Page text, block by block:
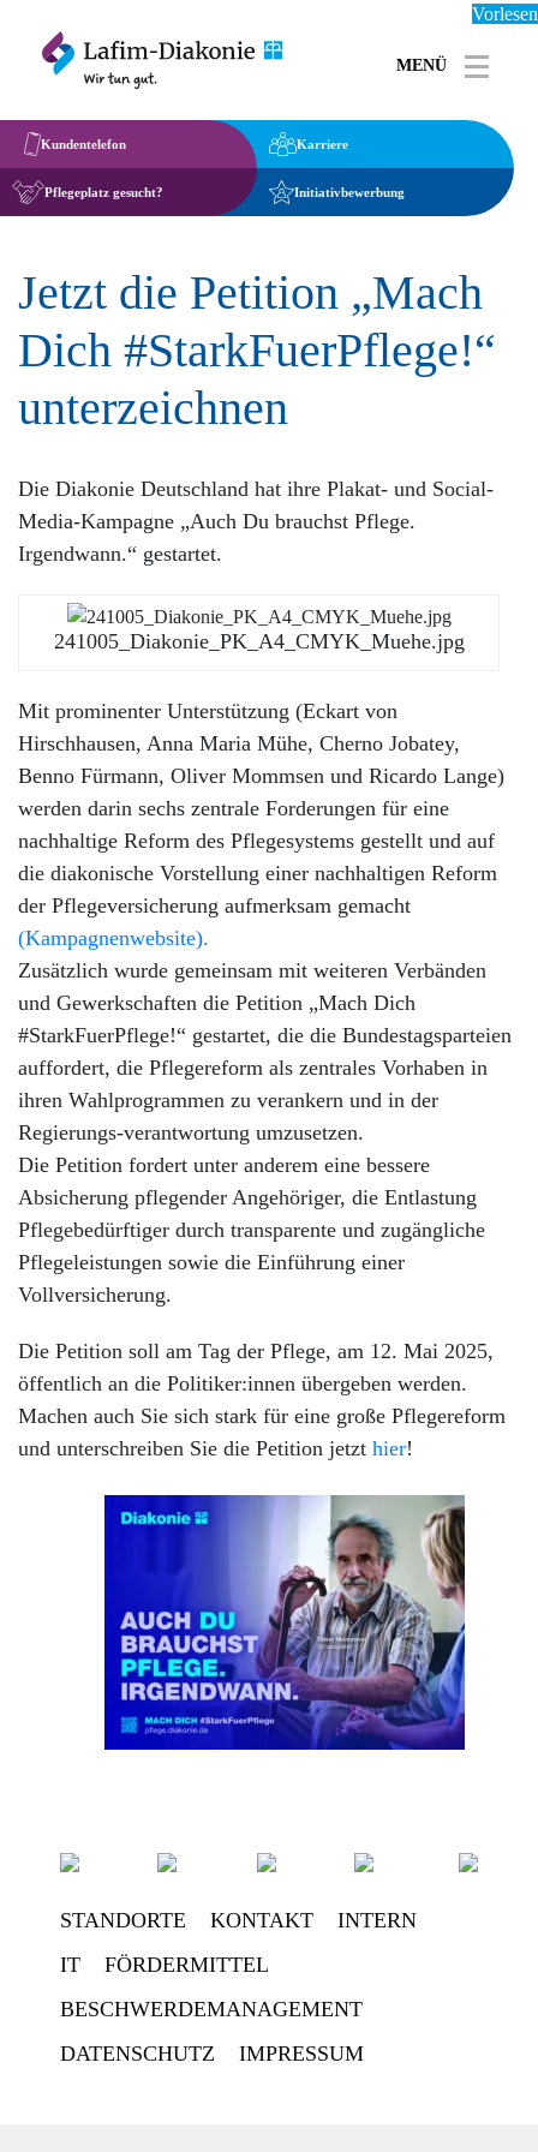
Vorlesen
MENÜ Toggle
Kundentelefon
Pflegeplatz gesucht?
Karriere
Initiativbewerbung
Jetzt die Petition „Mach
Dich #StarkFuerPflege!“
unterzeichnen
Die Diakonie Deutschland hat ihre Plakat- und Social-
Media-Kampagne „Auch Du brauchst Pflege.
Irgendwann.“ gestartet.
241005_Diakonie_PK_A4_CMYK_Muehe.jpg
Mit prominenter Unterstützung (Eckart von
Hirschhausen, Anna Maria Mühe, Cherno Jobatey,
Benno Fürmann, Oliver Mommsen und Ricardo Lange)
werden darin sechs zentrale Forderungen für eine
nachhaltige Reform des Pflegesystems gestellt und auf
die diakonische Vorstellung einer nachhaltigen Reform
der Pflegeversicherung aufmerksam gemacht
(Kampagnenwebsite).
Zusätzlich wurde gemeinsam mit weiteren Verbänden
und Gewerkschaften die Petition „Mach Dich
#StarkFuerPflege!“ gestartet, die die Bundestagsparteien
auffordert, die Pflegereform als zentrales Vorhaben in
ihren Wahlprogrammen zu verankern und in der
Regierungs-verantwortung umzusetzen.
Die Petition fordert unter anderem eine bessere
Absicherung pflegender Angehöriger, die Entlastung
Pflegebedürftiger durch transparente und zugängliche
Pflegeleistungen sowie die Einführung einer
Vollversicherung.
Die Petition soll am Tag der Pflege, am 12. Mai 2025,
öffentlich an die Politiker:innen übergeben werden.
Machen auch Sie sich stark für eine große Pflegereform
und unterschreiben Sie die Petition jetzt hier!
STANDORTE KONTAKT
INTERN
IT
FÖRDERMITTEL
BESCHWERDEMANAGEMENT
DATENSCHUTZ
IMPRESSUM